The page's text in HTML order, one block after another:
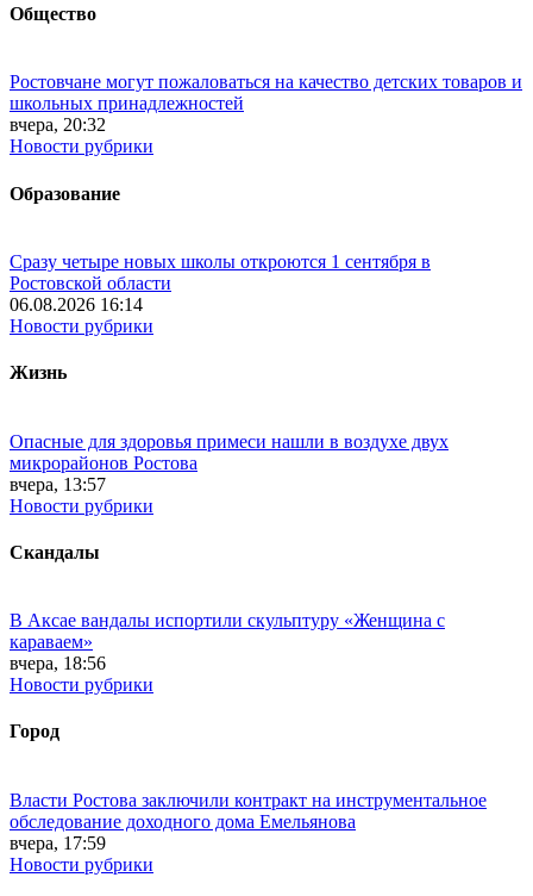
Общество
Ростовчане могут пожаловаться на качество детских товаров и
школьных принадлежностей
вчера, 20:32
Новости рубрики
Образование
Сразу четыре новых школы откроются 1 сентября в
Ростовской области
06.08.2026 16:14
Новости рубрики
Жизнь
Опасные для здоровья примеси нашли в воздухе двух
микрорайонов Ростова
вчера, 13:57
Новости рубрики
Скандалы
В Аксае вандалы испортили скульптуру «Женщина с
караваем»
вчера, 18:56
Новости рубрики
Город
Власти Ростова заключили контракт на инструментальное
обследование доходного дома Емельянова
вчера, 17:59
Новости рубрики